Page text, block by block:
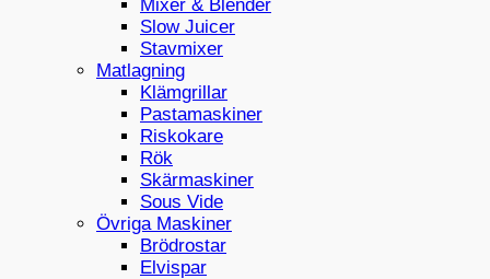
Mixer & Blender
Slow Juicer
Stavmixer
Matlagning
Klämgrillar
Pastamaskiner
Riskokare
Rök
Skärmaskiner
Sous Vide
Övriga Maskiner
Brödrostar
Elvispar